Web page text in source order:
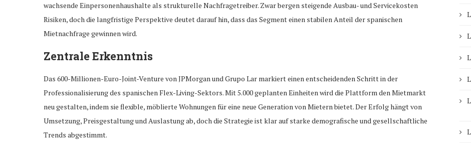
wachsende Einpersonenhaushalte als strukturelle Nachfragetreiber. Zwar bergen steigende Ausbau- und Servicekosten
Risiken, doch die langfristige Perspektive deutet darauf hin, dass das Segment einen stabilen Anteil der spanischen
Mietnachfrage gewinnen wird.
Zentrale Erkenntnis
Das 600-Millionen-Euro-Joint-Venture von JPMorgan und Grupo Lar markiert einen entscheidenden Schritt in der
Professionalisierung des spanischen Flex-Living-Sektors. Mit 5.000 geplanten Einheiten wird die Plattform den Mietmarkt
neu gestalten, indem sie flexible, möblierte Wohnungen für eine neue Generation von Mietern bietet. Der Erfolg hängt von
Umsetzung, Preisgestaltung und Auslastung ab, doch die Strategie ist klar auf starke demografische und gesellschaftliche
Trends abgestimmt.